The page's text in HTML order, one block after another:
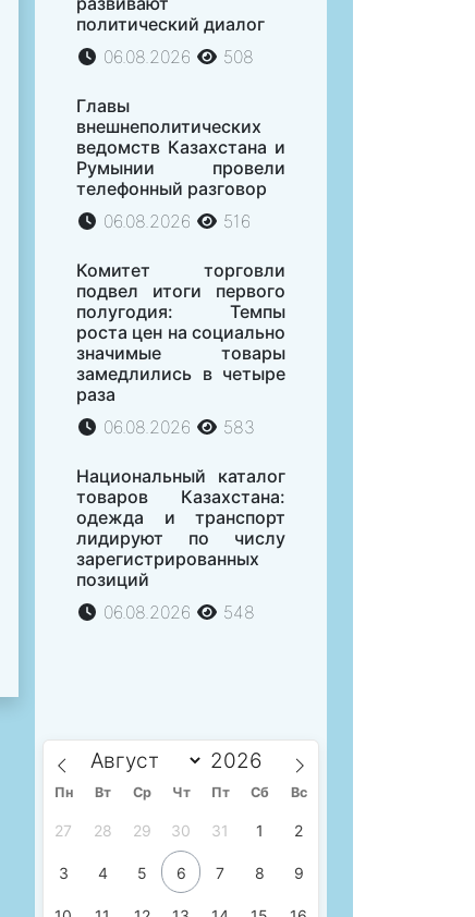
политический диалог
06.08.2026
508
Главы
внешнеполитических
ведомств Казахстана и
Румынии провели
телефонный разговор
06.08.2026
516
Комитет торговли
подвел итоги первого
полугодия: Темпы
роста цен на социально
значимые товары
замедлились в четыре
раза
06.08.2026
583
Национальный каталог
товаров Казахстана:
одежда и транспорт
лидируют по числу
зарегистрированных
позиций
06.08.2026
548
Пн Вт Ср Чт Пт Сб Вс
27 28 29 30 31 1 2
3 4 5 6 7 8 9